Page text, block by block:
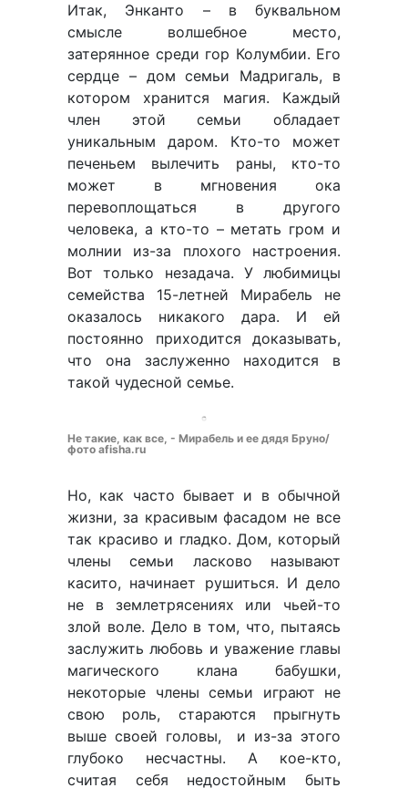
Итак, Энканто – в буквальном
смысле волшебное место,
затерянное среди гор Колумбии. Его
сердце – дом семьи Мадригаль, в
котором хранится магия. Каждый
член этой семьи обладает
уникальным даром. Кто-то может
печеньем вылечить раны, кто-то
может в мгновения ока
перевоплощаться в другого
человека, а кто-то – метать гром и
молнии из-за плохого настроения.
Вот только незадача. У любимицы
семейства 15-летней Мирабель не
оказалось никакого дара. И ей
постоянно приходится доказывать,
что она заслуженно находится в
такой чудесной семье.
Не такие, как все, - Мирабель и ее дядя Бруно/
фото afisha.ru
Но, как часто бывает и в обычной
жизни, за красивым фасадом не все
так красиво и гладко. Дом, который
члены семьи ласково называют
касито, начинает рушиться. И дело
не в землетрясениях или чьей-то
злой воле. Дело в том, что, пытаясь
заслужить любовь и уважение главы
магического клана бабушки,
некоторые члены семьи играют не
свою роль, стараются прыгнуть
выше своей головы, и из-за этого
глубоко несчастны. А кое-кто,
считая себя недостойным быть